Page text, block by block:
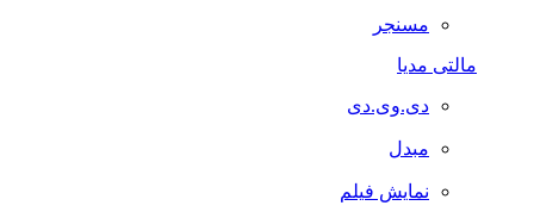
مسنجر
مالتی مدیا
دی.وی.دی
مبدل
نمایش فیلم